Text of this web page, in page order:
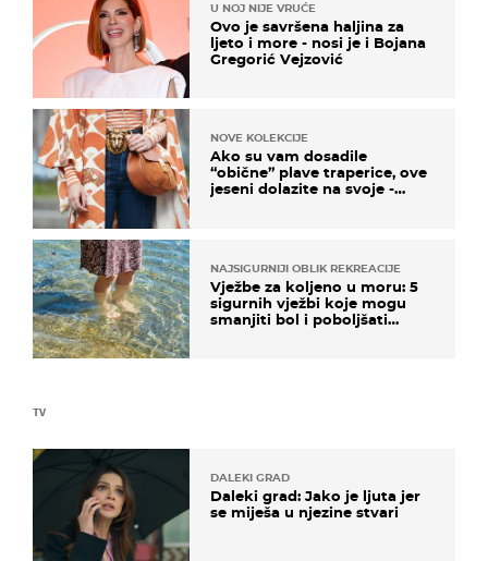
TV
DALEKI GRAD
Daleki grad: Jako je ljuta jer
se miješa u njezine stvari
U NOJ NIJE VRUĆE
Ovo je savršena haljina za
ljeto i more - nosi je i Bojana
Gregorić Vejzović
NOVE KOLEKCIJE
Ako su vam dosadile
“obične” plave traperice, ove
jeseni dolazite na svoje -
NAJSIGURNIJI OBLIK REKREACIJE
Vježbe za koljeno u moru: 5
sigurnih vježbi koje mogu
smanjiti bol i poboljšati